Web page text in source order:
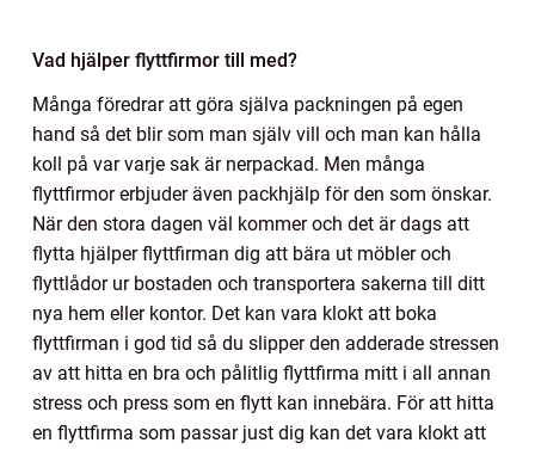
Vad hjälper flyttfirmor till med?
Många föredrar att göra själva packningen på egen
hand så det blir som man själv vill och man kan hålla
koll på var varje sak är nerpackad. Men många
flyttfirmor erbjuder även packhjälp för den som önskar.
När den stora dagen väl kommer och det är dags att
flytta hjälper flyttfirman dig att bära ut möbler och
flyttlådor ur bostaden och transportera sakerna till ditt
nya hem eller kontor. Det kan vara klokt att boka
flyttfirman i god tid så du slipper den adderade stressen
av att hitta en bra och pålitlig flyttfirma mitt i all annan
stress och press som en flytt kan innebära. För att hitta
en flyttfirma som passar just dig kan det vara klokt att